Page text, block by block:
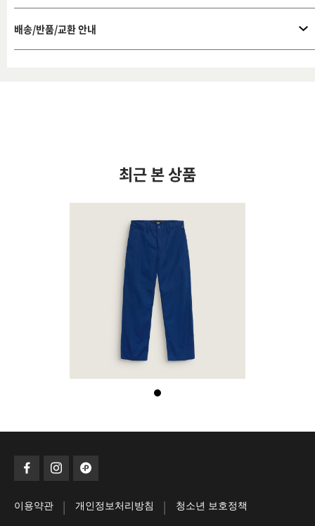
배송/반품/교환 안내
최근 본 상품
이용약관 | 개인정보처리방침 | 청소년 보호정책